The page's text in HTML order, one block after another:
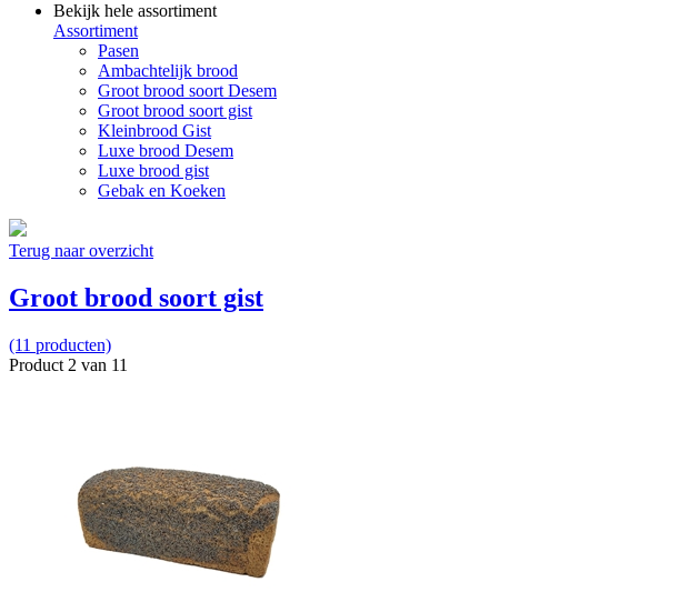
Bekijk hele assortiment
Assortiment
Pasen
Ambachtelijk brood
Groot brood soort Desem
Groot brood soort gist
Kleinbrood Gist
Luxe brood Desem
Luxe brood gist
Gebak en Koeken
Terug naar overzicht
Groot brood soort gist
(11 producten)
Product 2 van 11